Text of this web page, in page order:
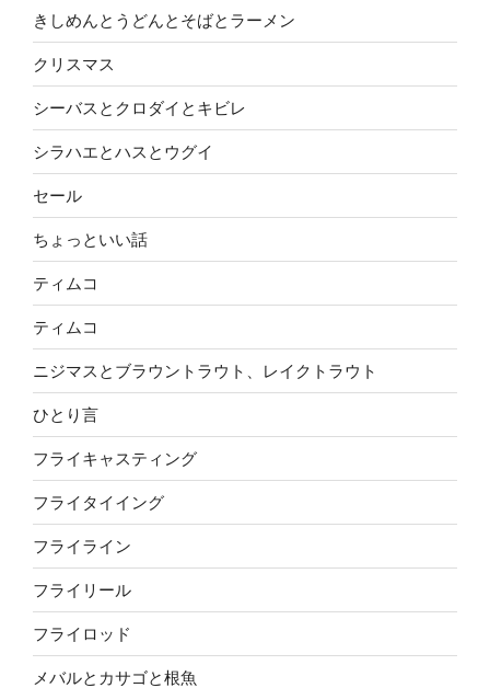
きしめんとうどんとそばとラーメン
クリスマス
シーバスとクロダイとキビレ
シラハエとハスとウグイ
セール
ちょっといい話
ティムコ
ティムコ
ニジマスとブラウントラウト、レイクトラウト
ひとり言
フライキャスティング
フライタイイング
フライライン
フライリール
フライロッド
メバルとカサゴと根魚